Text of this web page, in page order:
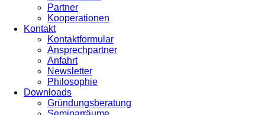
Partner
Kooperationen
Kontakt
Kontaktformular
Ansprechpartner
Anfahrt
Newsletter
Philosophie
Downloads
Gründungsberatung